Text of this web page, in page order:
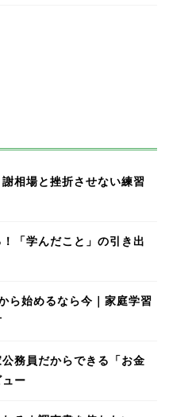
相場と挫折させない練習
「学んだこと」の引き出
ら始めるなら今｜家庭学習
務員だからできる「お金
ー